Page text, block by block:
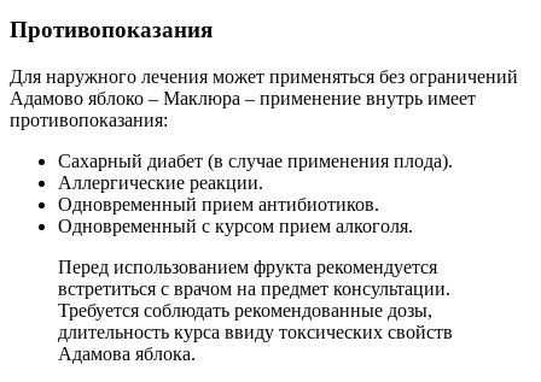
Противопоказания
Для наружного лечения может применяться без ограничений
Адамово яблоко – Маклюра – применение внутрь имеет
противопоказания:
Сахарный диабет (в случае применения плода).
Аллергические реакции.
Одновременный прием антибиотиков.
Одновременный с курсом прием алкоголя.
Перед использованием фрукта рекомендуется
встретиться с врачом на предмет консультации.
Требуется соблюдать рекомендованные дозы,
длительность курса ввиду токсических свойств
Адамова яблока.